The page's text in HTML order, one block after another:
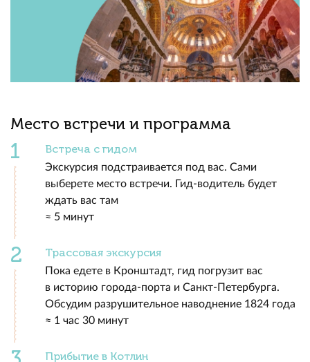
Место встречи и программа
Встреча с гидом
Экскурсия подстраивается под вас. Сами
выберете место встречи. Гид-водитель будет
ждать вас там
≈ 5 минут
Трассовая экскурсия
Пока едете в Кронштадт, гид погрузит вас
в историю города-порта и Санкт-Петербурга.
Обсудим разрушительное наводнение 1824 года
≈ 1 час 30 минут
Прибытие в Котлин